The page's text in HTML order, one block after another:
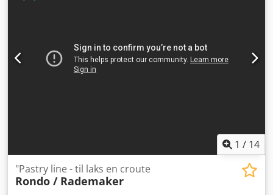
Automatisk opsamler Crsdpfezd Tc Djx Acyef Guillotine
Valser, foldeskærme osv. Billeder taget FØR rengøring
1 / 14
"Pastry line - til laks en croute
Rondo / Rademaker